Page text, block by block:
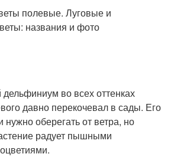
во всех оттенках
давно перекочевал в сады. Его
оберегать от ветра, но
радует пышными